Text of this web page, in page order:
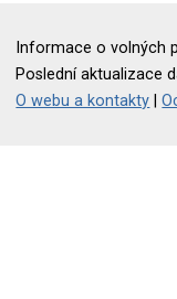
Informace o volných
Poslední aktualizace
O webu a kontakty |